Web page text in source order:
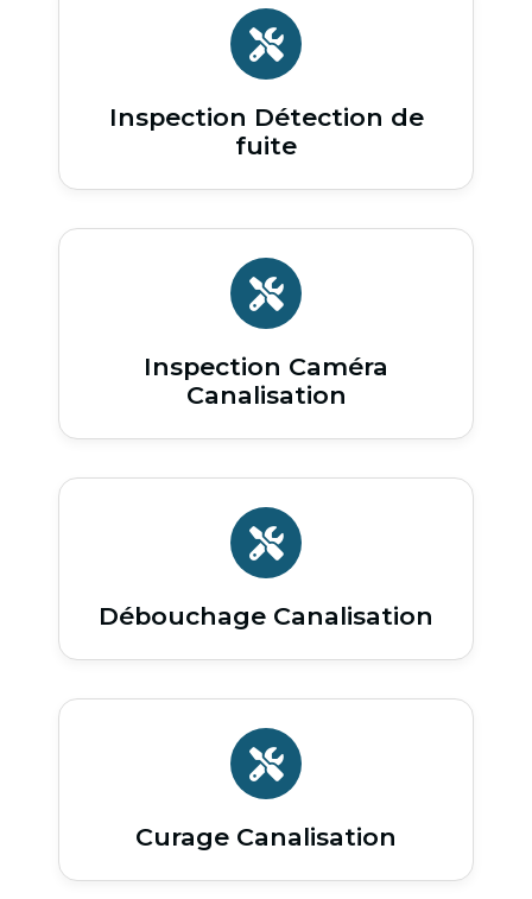
Inspection Détection de
fuite
Inspection Caméra
Canalisation
Débouchage Canalisation
Curage Canalisation